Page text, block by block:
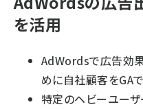
を活用
AdWordsで広告効
めに自社顧客をGA
特定のヘビーユー